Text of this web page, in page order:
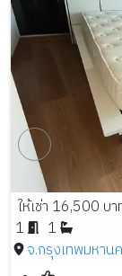
ให้เช่า 16,500 บา
1
1
จ.กรุงเทพมหาน